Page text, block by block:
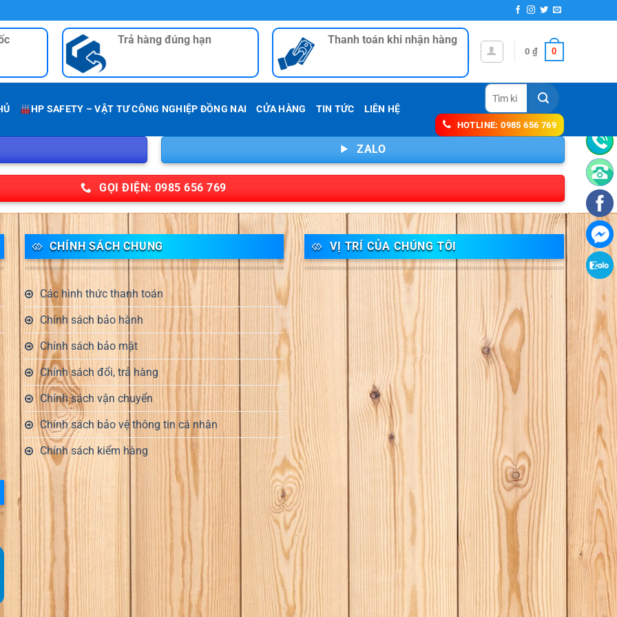
Trả hàng đúng hạn Thanh toán khi nhận hàng
0 ₫ 0
HP SAFETY – VẬT TƯ CÔNG NGHIỆP ĐỒNG NAI CỬA HÀNG TIN TỨC LIÊN HỆ
Tìm
kiếm:
HOTLINE: 0985 656 769
ZALO
GỌI ĐIỆN: 0985 656 769
CHÍNH SÁCH CHUNG
Các hình thức thanh toán
Chính sách bảo hành
Chính sách bảo mật
Chính sách đổi, trả hàng
Chính sách vận chuyển
Chính sách bảo vệ thông tin cá nhân
Chính sách kiểm hàng
VỊ TRÍ CỦA CHÚNG TÔI